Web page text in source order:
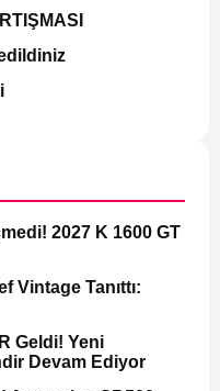
2027 K 1600 GT
Vintage Tanıttı:
Geldi! Yeni
Devam Ediyor